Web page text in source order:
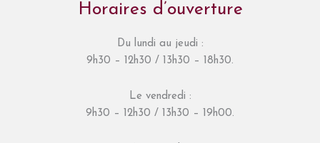
Horaires d’ouverture
Du lundi au jeudi :
9h30 – 12h30 / 13h30 – 18h30.
Le vendredi :
9h30 – 12h30 / 13h30 – 19h00.